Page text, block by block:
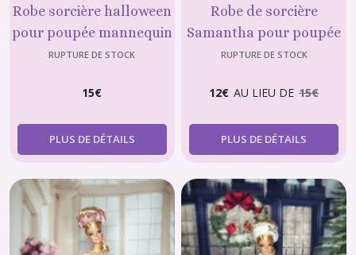
Robe sorcière halloween
pour poupée mannequin
29 cm,11.5 pouces,
RUPTURE DE STOCK
15€
PLUS DE DÉTAILS
Robe de sorcière
Samantha pour poupée
Barbie
RUPTURE DE STOCK
12€ AU LIEU DE 15€
PLUS DE DÉTAILS